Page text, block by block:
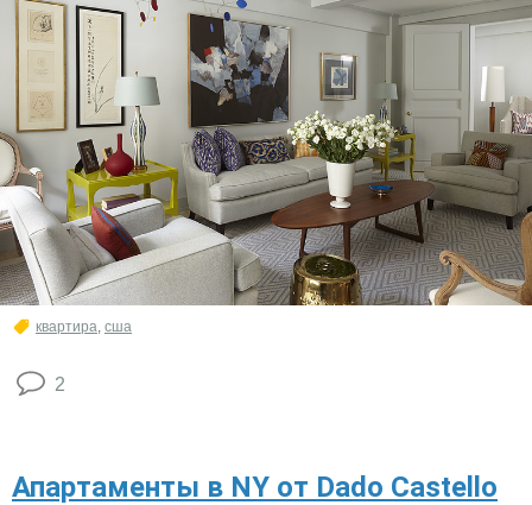
квартира сша
2
Апартаменты в NY от Dado Castello